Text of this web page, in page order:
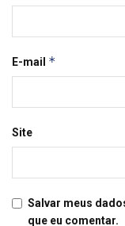
E-mail *
Site
Salvar meus
que eu comentar.